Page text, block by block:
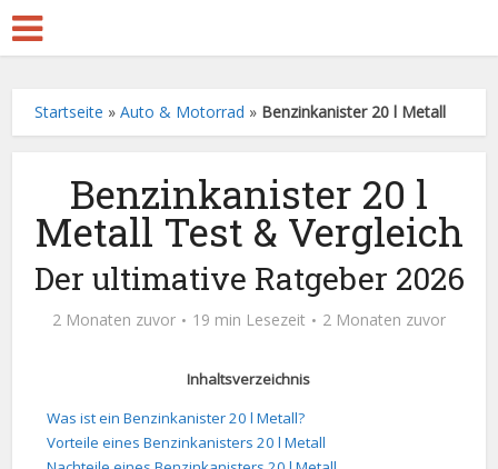
Startseite »Auto & Motorrad » Benzinkanister 20 l Metall
Benzinkanister 20 l
Metall Test & Vergleich
Der ultimative Ratgeber 2026
2 Monaten zuvor 19 min Lesezeit 2 Monaten zuvor
Inhaltsverzeichnis
Was ist ein Benzinkanister 20 l Metall?
Vorteile eines Benzinkanisters 20 l Metall